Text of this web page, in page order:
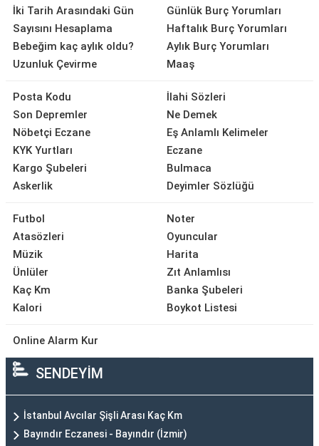
İki Tarih Arasındaki Gün
Sayısını Hesaplama
Bebeğim kaç aylık oldu?
Uzunluk Çevirme
Günlük Burç Yorumları
Haftalık Burç Yorumları
Aylık Burç Yorumları
Maaş
Posta Kodu
Son Depremler
Nöbetçi Eczane
KYK Yurtları
Kargo Şubeleri
Askerlik
İlahi Sözleri
Ne Demek
Eş Anlamlı Kelimeler
Eczane
Bulmaca
Deyimler Sözlüğü
Futbol
Atasözleri
Müzik
Ünlüler
Kaç Km
Kalori
Noter
Oyuncular
Harita
Zıt Anlamlısı
Banka Şubeleri
Boykot Listesi
Online Alarm Kur
SENDEYİM
İstanbul Avcılar Şişli Arası Kaç Km
Bayındır Eczanesi - Bayındır (İzmir)